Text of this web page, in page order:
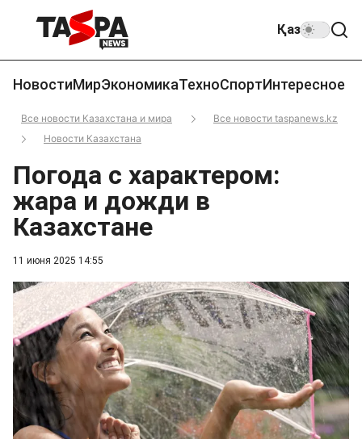
Қаз
НовостиМирЭкономикаТехноСпортИнтересное
Все новости Казахстана и мира
Все новости taspanews.kz
Новости Казахстана
11 июня 2025 14:55
Погода с характером:
жара и дожди в
Казахстане